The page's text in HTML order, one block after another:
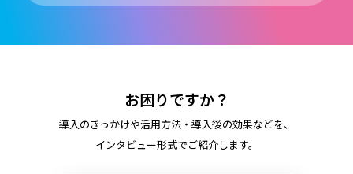
お困りですか？
導入のきっかけや活用方法・導入後の効果などを、
インタビュー形式でご紹介します。